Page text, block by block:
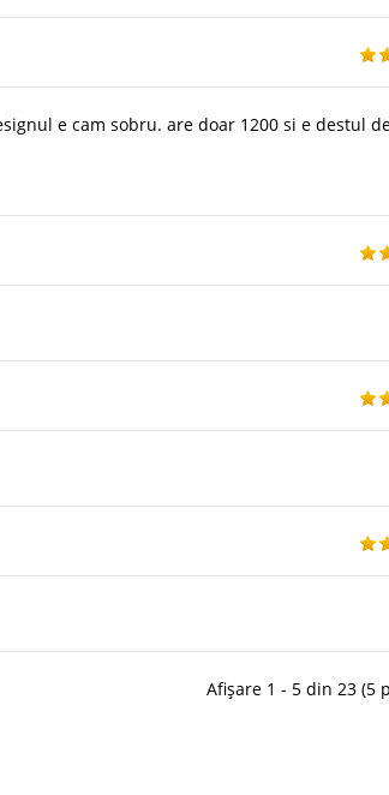
e cam sobru. are doar 1200 si e destul
Afișare 1 - 5 din 23 (5